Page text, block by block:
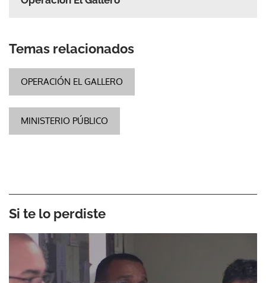
Temas relacionados
OPERACIÓN EL GALLERO
MINISTERIO PÚBLICO
Si te lo perdiste